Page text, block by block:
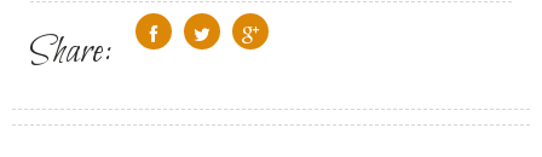
Share: